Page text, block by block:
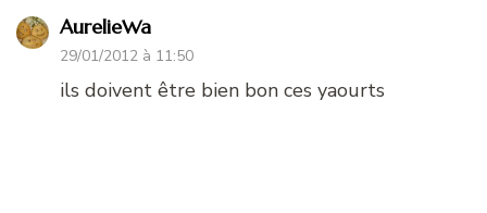
AurelieWa
29/01/2012 à 11:50
ils doivent être bien bon ces yaourts